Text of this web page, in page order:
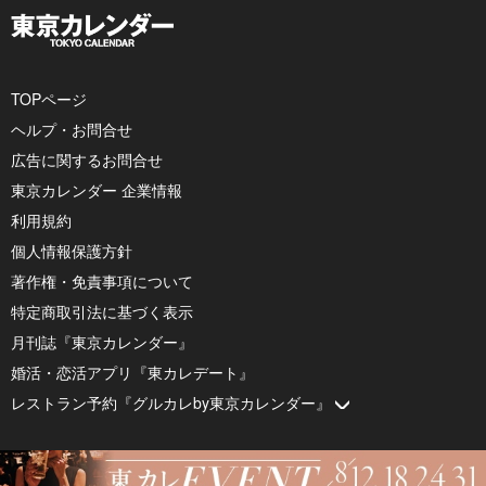
TOPページ
ヘルプ・お問合せ
広告に関するお問合せ
東京カレンダー 企業情報
利用規約
個人情報保護方針
著作権・免責事項について
特定商取引法に基づく表示
月刊誌『東京カレンダー』
婚活・恋活アプリ『東カレデート』
レストラン予約『グルカレby東京カレンダー』